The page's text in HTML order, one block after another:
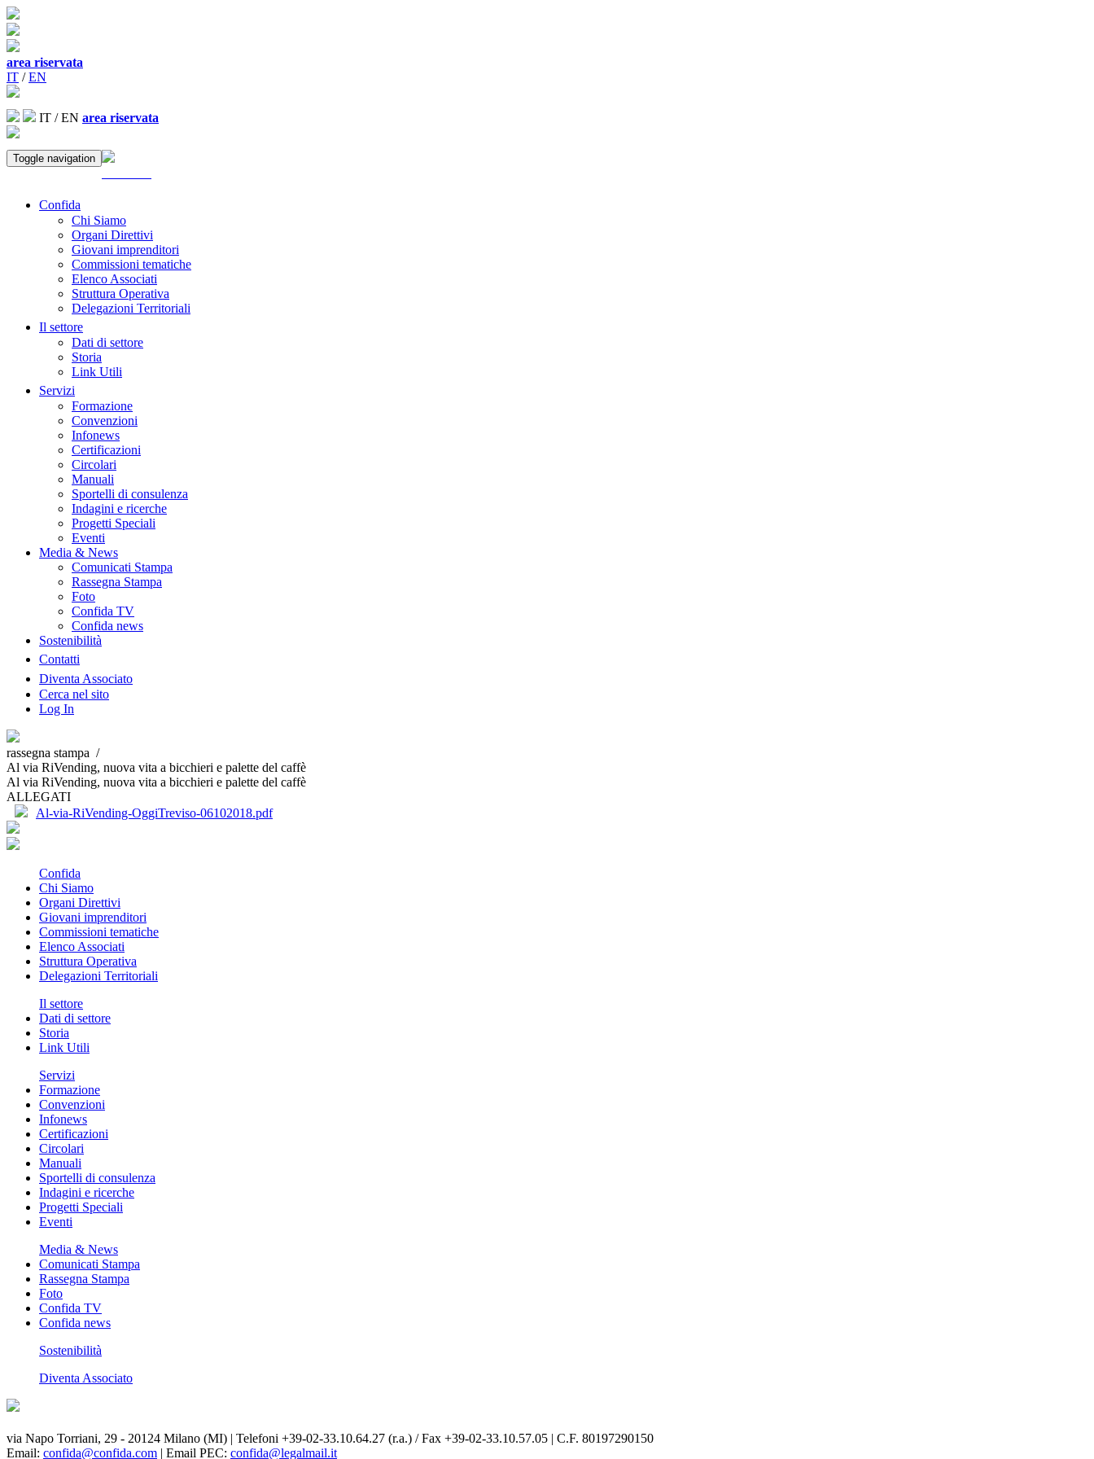
area riservata
IT /EN
IT /EN area riservata
Toggle navigation
Confida
Chi Siamo
Organi Direttivi
Giovani imprenditori
Commissioni tematiche
Elenco Associati
Struttura Operativa
Delegazioni Territoriali
Il settore
Dati di settore
Storia
Link Utili
Servizi
Formazione
Convenzioni
Infonews
Certificazioni
Circolari
Manuali
Sportelli di consulenza
Indagini e ricerche
Progetti Speciali
Eventi
Media & News
Comunicati Stampa
Rassegna Stampa
Foto
Confida TV
Confida news
Sostenibilità
Contatti
Diventa Associato
Cerca nel sito
Log In
rassegna stampa /
Al via RiVending, nuova vita a bicchieri e palette del caffè
Al via RiVending, nuova vita a bicchieri e palette del caffè
ALLEGATI
Al-via-RiVending-OggiTreviso-06102018.pdf
Confida
Chi Siamo
Organi Direttivi
Giovani imprenditori
Commissioni tematiche
Elenco Associati
Struttura Operativa
Delegazioni Territoriali
Il settore
Dati di settore
Storia
Link Utili
Servizi
Formazione
Convenzioni
Infonews
Certificazioni
Circolari
Manuali
Sportelli di consulenza
Indagini e ricerche
Progetti Speciali
Eventi
Media & News
Comunicati Stampa
Rassegna Stampa
Foto
Confida TV
Confida news
Sostenibilità
Diventa Associato
via Napo Torriani, 29 - 20124 Milano (MI) | Telefoni +39-02-33.10.64.27 (r.a.) / Fax +39-02-33.10.57.05 | C.F. 80197290150
Email: confida@confida.com | Email PEC: confida@legalmail.it